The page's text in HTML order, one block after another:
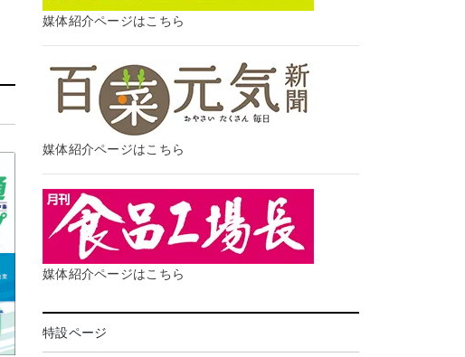
媒体紹介ページはこちら
媒体紹介ページはこちら
媒体紹介ページはこちら
特設ページ